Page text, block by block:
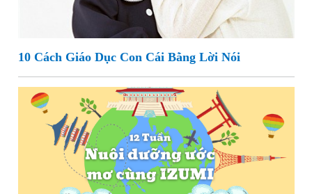
10 Cách Giáo Dục Con Cái Bằng Lời Nói